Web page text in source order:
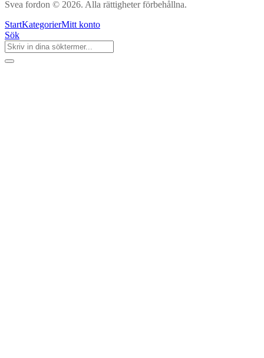
Svea fordon © 2026. Alla rättigheter förbehållna.
StartKategorierMitt konto
Sök